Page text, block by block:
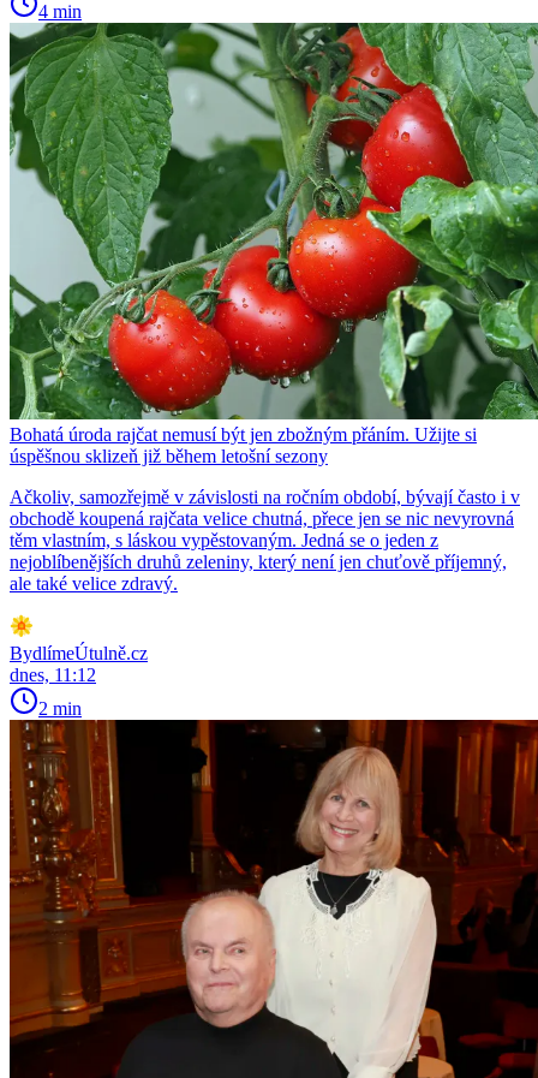
4 min
Bohatá úroda rajčat nemusí být jen zbožným přáním. Užijte si
úspěšnou sklizeň již během letošní sezony
Ačkoliv, samozřejmě v závislosti na ročním období, bývají často i v
obchodě koupená rajčata velice chutná, přece jen se nic nevyrovná
těm vlastním, s láskou vypěstovaným. Jedná se o jeden z
nejoblíbenějších druhů zeleniny, který není jen chuťově příjemný,
ale také velice zdravý.
BydlímeÚtulně.cz
dnes, 11:12
2 min